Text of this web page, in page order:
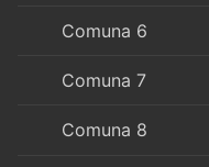
Comuna 6
Comuna 7
Comuna 8